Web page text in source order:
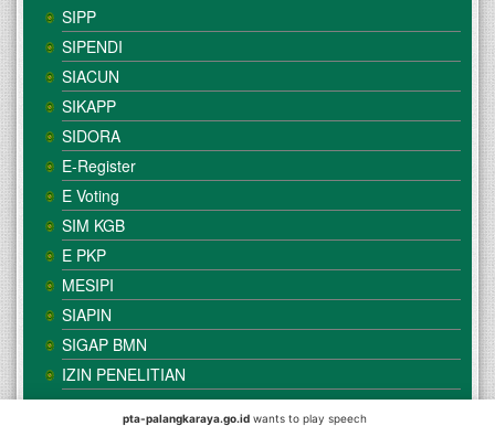
SIPP
SIPENDI
SIACUN
SIKAPP
SIDORA
E-Register
E Voting
SIM KGB
E PKP
MESIPI
SIAPIN
SIGAP BMN
IZIN PENELITIAN
pta-palangkaraya.go.id wants to play speech